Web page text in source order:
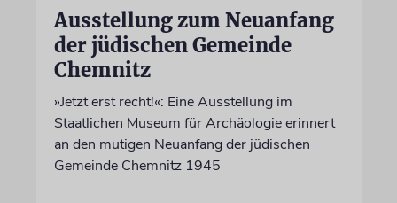
Ausstellung zum Neuanfang
der jüdischen Gemeinde
Chemnitz
»Jetzt erst recht!«: Eine Ausstellung im
Staatlichen Museum für Archäologie erinnert
an den mutigen Neuanfang der jüdischen
Gemeinde Chemnitz 1945